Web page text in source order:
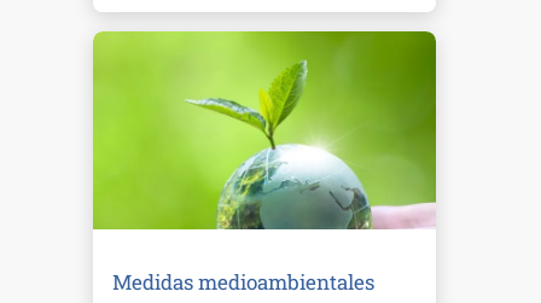
Medidas medioambientales